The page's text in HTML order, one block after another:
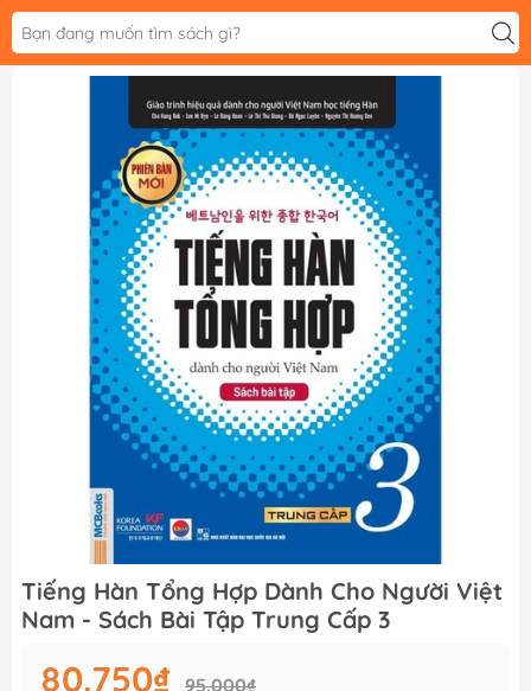
Tiếng Hàn Tổng Hợp Dành Cho Người Việt
Nam - Sách Bài Tập Trung Cấp 3
80.750₫ 95.000₫